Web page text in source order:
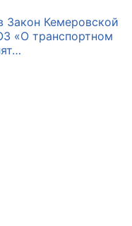
Закон Кемеровской
«О транспортном